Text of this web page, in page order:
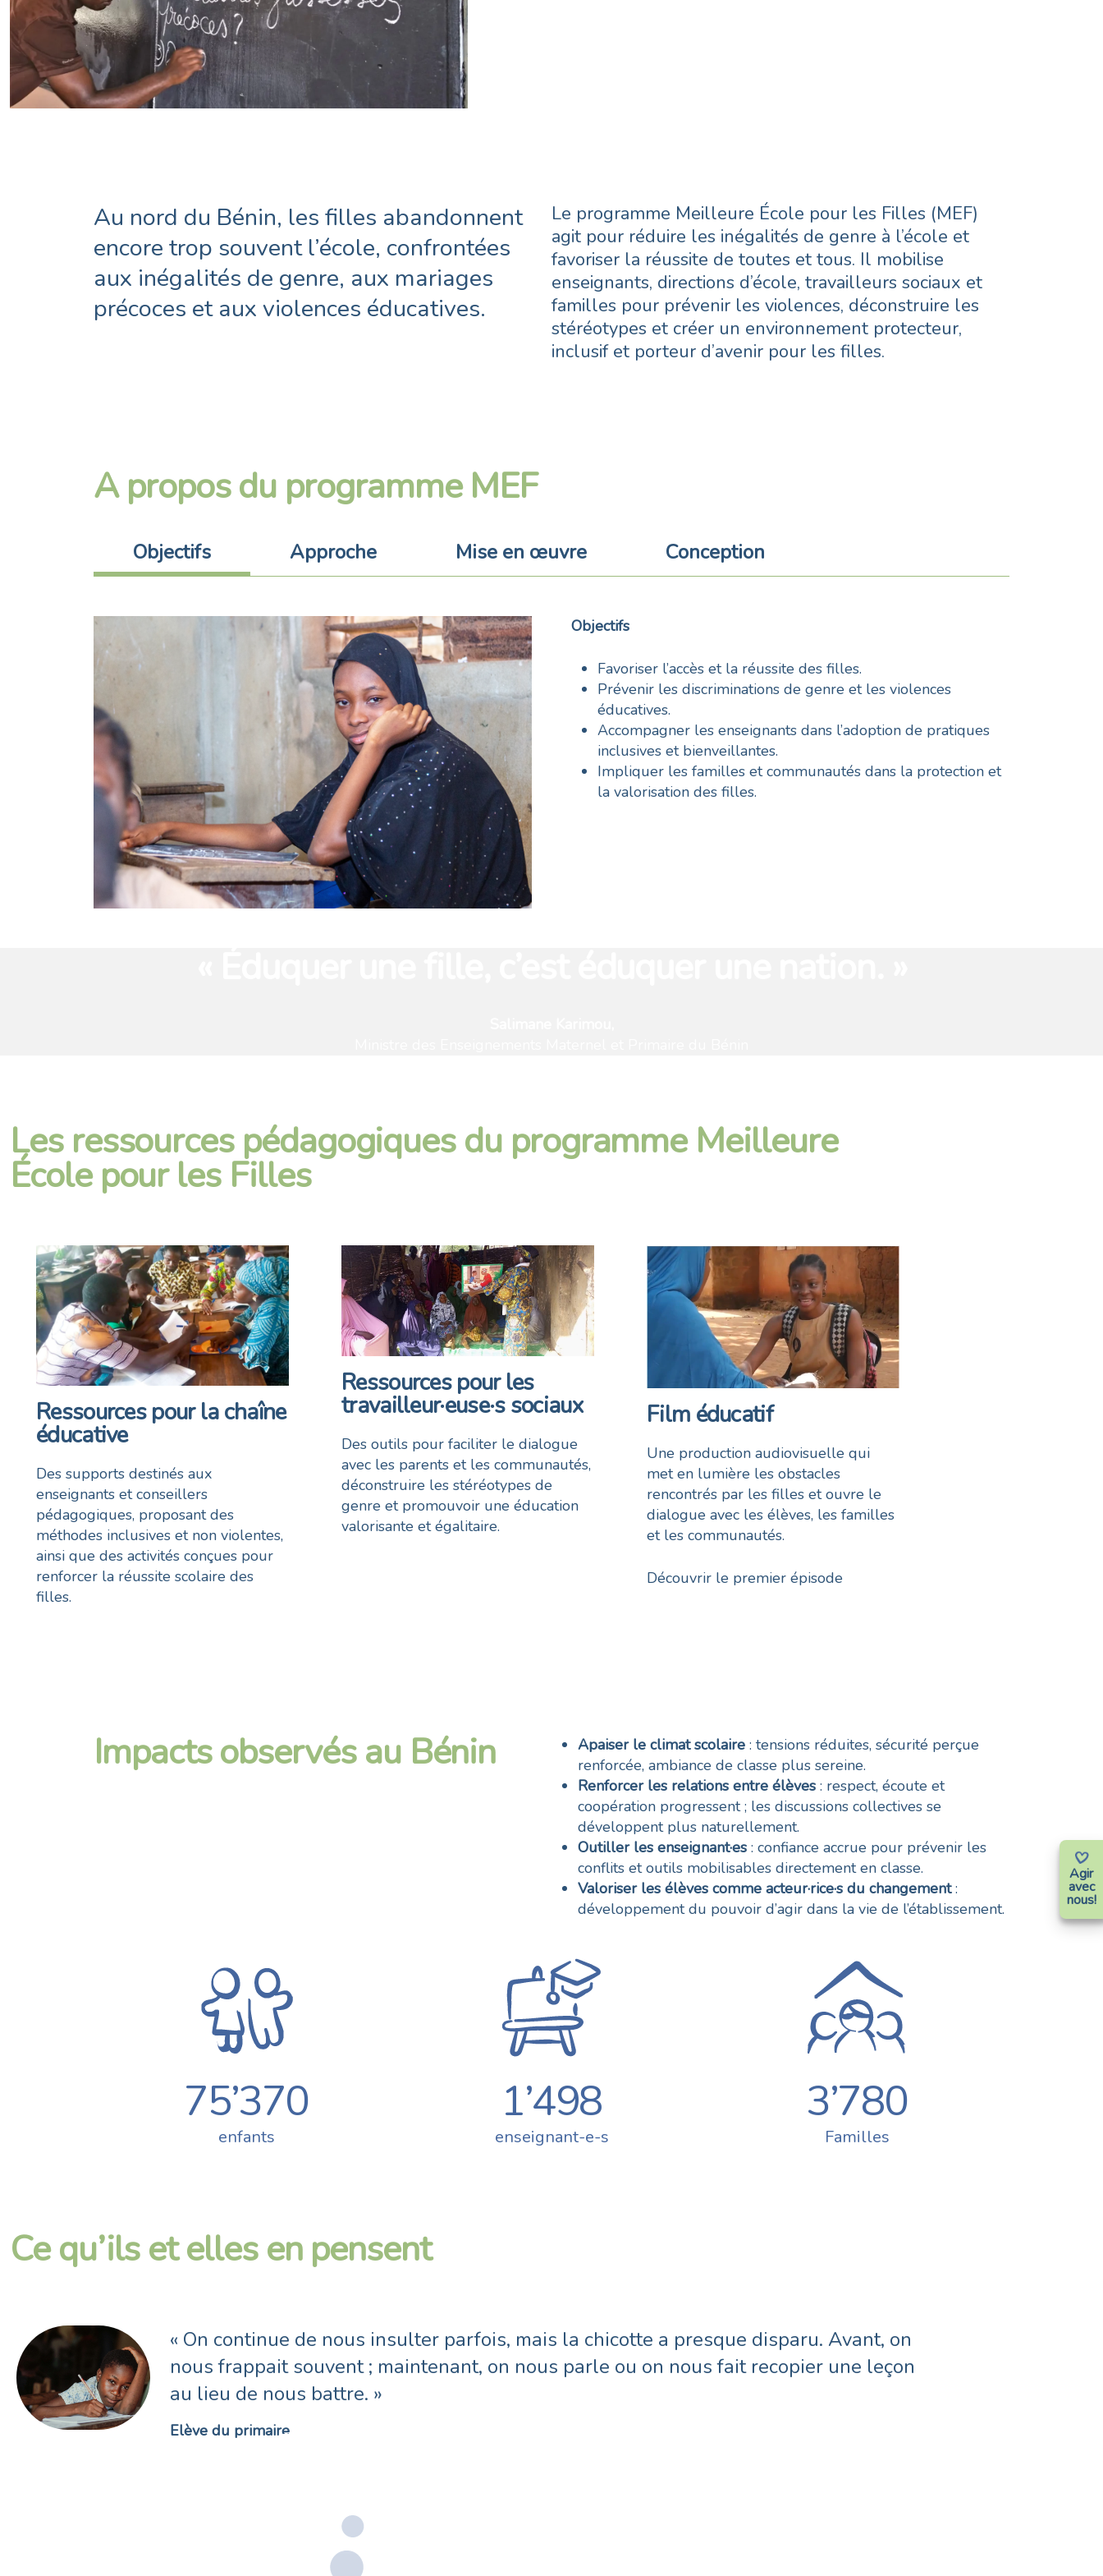
Agir
avec
nous!
Au nord du Bénin, les filles abandonnent
encore trop souvent l’école, confrontées
aux inégalités de genre, aux mariages
précoces et aux violences éducatives.
Le programme Meilleure École pour les Filles (MEF)
agit pour réduire les inégalités de genre à l’école et
favoriser la réussite de toutes et tous. Il mobilise
enseignants, directions d’école, travailleurs sociaux et
familles pour prévenir les violences, déconstruire les
stéréotypes et créer un environnement protecteur,
inclusif et porteur d’avenir pour les filles.
A propos du programme MEF
Objectifs Approche Mise en œuvre Conception
Objectifs
Favoriser l’accès et la réussite des filles.
Prévenir les discriminations de genre et les violences
éducatives.
Accompagner les enseignants dans l’adoption de pratiques
inclusives et bienveillantes.
Impliquer les familles et communautés dans la protection et
la valorisation des filles.
Les ressources pédagogiques du programme Meilleure
École pour les Filles
Ressources pour la chaîne
éducative
Des supports destinés aux
enseignants et conseillers
pédagogiques, proposant des
méthodes inclusives et non violentes,
ainsi que des activités conçues pour
renforcer la réussite scolaire des
filles.
Ressources pour les
travailleur·euse·s sociaux
Des outils pour faciliter le dialogue
avec les parents et les communautés,
déconstruire les stéréotypes de
genre et promouvoir une éducation
valorisante et égalitaire.
Film éducatif
Une production audiovisuelle qui
met en lumière les obstacles
rencontrés par les filles et ouvre le
dialogue avec les élèves, les familles
et les communautés.
Découvrir le premier épisode
Impacts observés au Bénin Apaiser le climat scolaire : tensions réduites, sécurité perçue
renforcée, ambiance de classe plus sereine.
Renforcer les relations entre élèves : respect, écoute et
coopération progressent ; les discussions collectives se
développent plus naturellement.
Outiller les enseignant·es : confiance accrue pour prévenir les
conflits et outils mobilisables directement en classe.
Valoriser les élèves comme acteur·rice·s du changement:
développement du pouvoir d’agir dans la vie de l’établissement.
75’370
enfants
1’498
enseignant-e-s
3’780
Familles
Ce qu’ils et elles en pensent
« En pleine année scolaire, j’ai commencé à sensibiliser les parents sur l’importance
de la scolarisation des filles. J’ai même refusé d’autoriser certains à retirer leurs
filles de l’école pour voyager. »
Enseignante en zone rurale